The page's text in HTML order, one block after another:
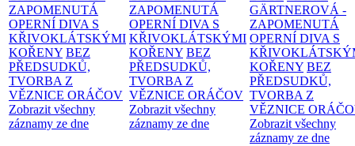
ZAPOMENUTÁ
OPERNÍ DIVA S
KŘIVOKLÁTSKÝMI
KOŘENY BEZ
PŘEDSUDKŮ,
TVORBA Z
VĚZNICE ORÁČOV
Zobrazit všechny
záznamy ze dne
ZAPOMENUTÁ
OPERNÍ DIVA S
KŘIVOKLÁTSKÝMI
KOŘENY BEZ
PŘEDSUDKŮ,
TVORBA Z
VĚZNICE ORÁČOV
Zobrazit všechny
záznamy ze dne
GÄRTNEROVÁ -
ZAPOMENUTÁ
OPERNÍ DIVA S
KOŘENY BEZ
PŘEDSUDKŮ,
TVORBA Z
VĚZNICE
Zobrazit všechny
záznamy ze dne